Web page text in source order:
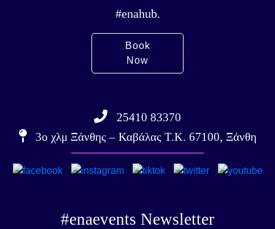
25410 83370
3ο χλμ Ξάνθης – Καβάλας Τ.Κ. 67100, Ξάνθη
#enahub.
Book
Now
#enaevents Newsletter